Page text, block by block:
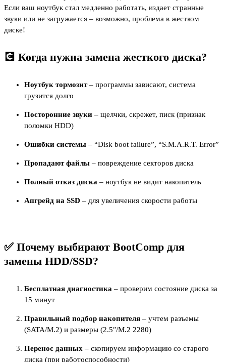
Если ваш ноутбук стал медленно работать, издает странные
звуки или не загружается – возможно, проблема в жестком
диске!
💽 Когда нужна замена жесткого диска?
Ноутбук тормозит– программы зависают, система
грузится долго
Посторонние звуки – щелчки, скрежет, писк (признак
поломки HDD)
Ошибки системы – “Disk boot failure”, “S.M.A.R.T. Error”
Пропадают файлы – повреждение секторов диска
Полный отказ диска – ноутбук не видит накопитель
Апгрейд на SSD – для увеличения скорости работы
✅ Почему выбирают BootComp для
замены HDD/SSD?
Бесплатная диагностика – проверим состояние диска за
15 минут
Правильный подбор накопителя – учтем разъемы
(SATA/M.2) и размеры (2.5″/M.2 2280)
Перенос данных – скопируем информацию со старого
диска (при работоспособности)